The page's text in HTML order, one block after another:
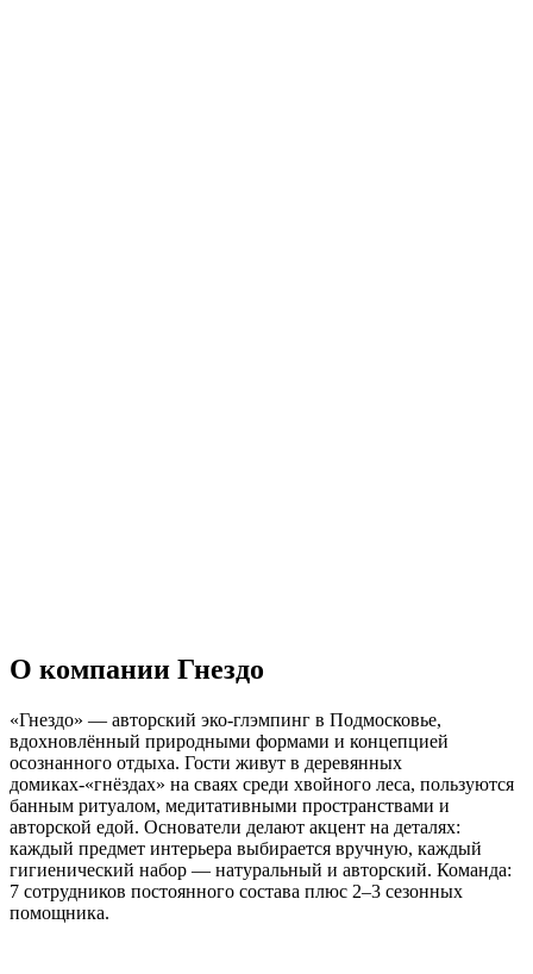
О компании Гнездо
«Гнездо» — авторский эко-глэмпинг в Подмосковье,
вдохновлённый природными формами и концепцией
осознанного отдыха. Гости живут в деревянных
домиках-«гнёздах» на сваях среди хвойного леса, пользуются
банным ритуалом, медитативными пространствами и
авторской едой. Основатели делают акцент на деталях:
каждый предмет интерьера выбирается вручную, каждый
гигиенический набор — натуральный и авторский. Команда:
7 сотрудников постоянного состава плюс 2–3 сезонных
помощника.